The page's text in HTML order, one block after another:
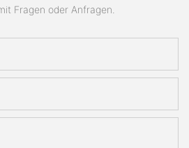
Fragen oder Anfragen.